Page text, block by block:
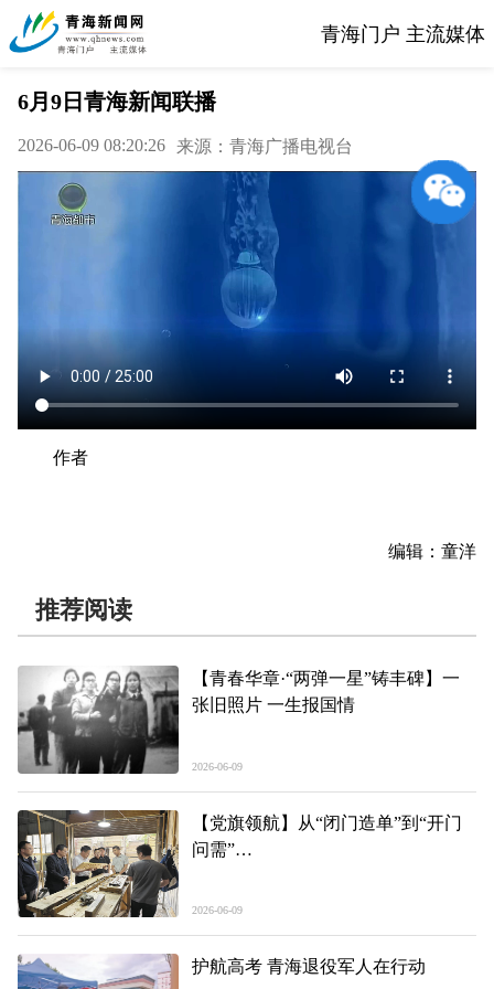
青海门户 主流媒体
6月9日青海新闻联播
2026-06-09 08:20:26 来源：青海广播电视台
作者
编辑：童洋
推荐阅读
【青春华章·“两弹一星”铸丰碑】一
张旧照片 一生报国情
2026-06-09
【党旗领航】从“闭门造单”到“开门
问需”
建提质增效
2026-06-09
护航高考 青海退役军人在行动